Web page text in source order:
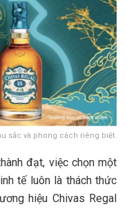
sắc và phong cách riêng biệt.
đạt, việc chọn một
tế luôn là thách thức
hiệu Chivas Regal